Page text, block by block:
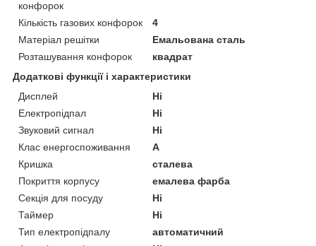
конфорок
Кількість газових конфорок
4
Матеріал решітки
Емальована сталь
Розташування конфорок
квадрат
Додаткові функції і характеристики
Дисплей
Ні
Електропідпал
Ні
Звуковий сигнал
Ні
Клас енергоспоживання
A
Кришка
сталева
Покриття корпусу
емалева фарба
Секція для посуду
Ні
Таймер
Ні
Тип електропідпалу
автоматичний